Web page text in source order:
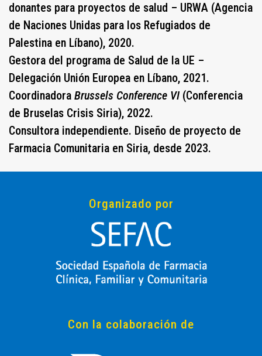
donantes para proyectos de salud – URWA (Agencia
de Naciones Unidas para los Refugiados de
Palestina en Líbano), 2020.
Gestora del programa de Salud de la UE –
Delegación Unión Europea en Líbano, 2021.
Coordinadora Brussels Conference VI (Conferencia
de Bruselas Crisis Siria), 2022.
Consultora independiente. Diseño de proyecto de
Farmacia Comunitaria en Siria, desde 2023.
Organizado por
Con la colaboración de